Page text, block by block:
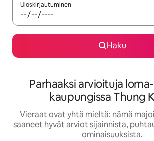
Uloskirjautuminen
Haku
Parhaaksi arvioituja
kaupungissa Thung
Vieraat ovat yhtä mieltä: nämä
saaneet hyvät arviot sijainnista,
ominaisuuksista.